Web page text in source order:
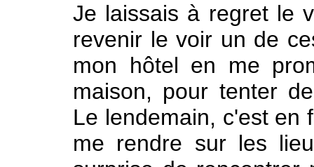
Je laissais à regret le
revenir le voir un de
mon hôtel en me
maison, pour tenter
Le lendemain, c'est en
me rendre sur les